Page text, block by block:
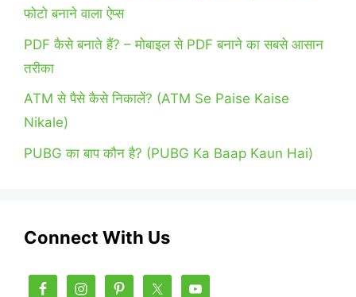
फोटो बनाने वाला ऐप्स
PDF कैसे बनाते हैं? – मोबाइल से PDF बनाने का सबसे आसान
तरीका
ATM से पैसे कैसे निकालें? (ATM Se Paise Kaise
Nikale)
PUBG का बाप कौन है? (PUBG Ka Baap Kaun Hai)
Connect With Us